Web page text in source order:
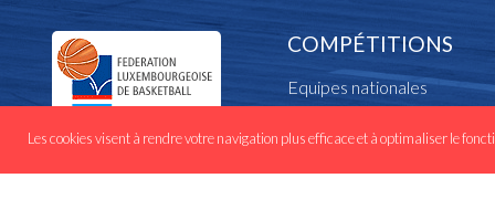
17:23:38
Punkten:2 - Spiller BUZASI Barbora(GRE )
17:23:00
Punkten:2 - Spiller LAPLUME Carole(BEP )
17:22:45
Punkten:1 - Spiller CHRISTMANN Lea(BEP )
17:22:33
Fehler bäigesat P2 Spiller NEUENS Jill(GRE
17:22:06
Punkten:1 - Spiller VON ARX Dorkas(GRE )
COMPÉTITIONS
Equipes nationales
Les cookies visent à rendre votre navigation plus efficace et à optimaliser le